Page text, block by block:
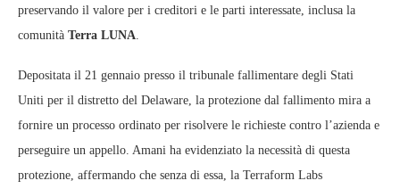
preservando il valore per i creditori e le parti interessate, inclusa la
comunità Terra LUNA.
Depositata il 21 gennaio presso il tribunale fallimentare degli Stati
Uniti per il distretto del Delaware, la protezione dal fallimento mira a
fornire un processo ordinato per risolvere le richieste contro l’azienda e
perseguire un appello. Amani ha evidenziato la necessità di questa
protezione, affermando che senza di essa, la Terraform Labs